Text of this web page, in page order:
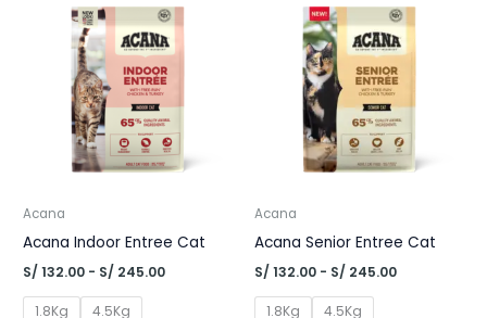
Acana
Acana Indoor Entree Cat
S/ 132.00 - S/ 245.00Rango
1.8Kg 4.5Kg
Acana
Acana Senior Entree Cat
S/ 132.00 - S/ 245.00Rango
1.8Kg 4.5Kg